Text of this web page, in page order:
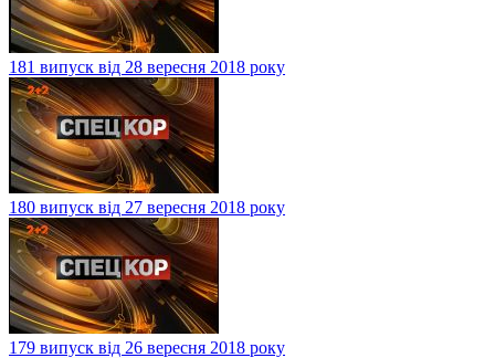
181 випуск від 28 вересня 2018 року
180 випуск від 27 вересня 2018 року
179 випуск від 26 вересня 2018 року